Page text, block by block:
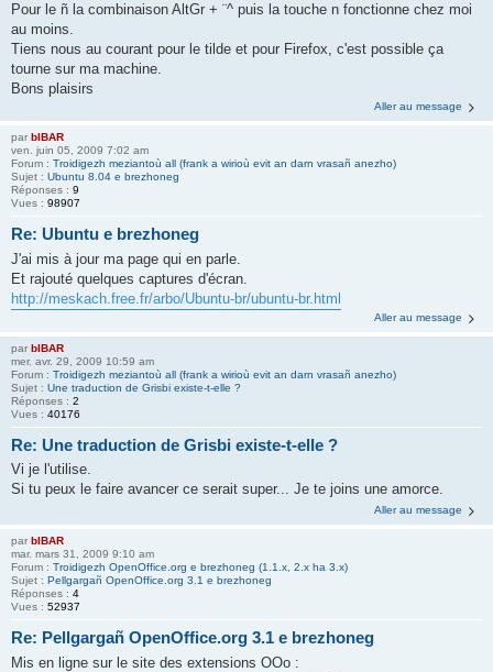
Pour le ñ la combinaison AltGr + ¨^ puis la touche n fonctionne chez moi
au moins.
Tiens nous au courant pour le tilde et pour Firefox, c'est possible ça
tourne sur ma machine.
Bons plaisirs
Aller au message
par bIBAR
ven. juin 05, 2009 7:02 am
Forum : Troidigezh meziantoù all (frank a wirioù evit an darn vrasañ anezho)
Sujet : Ubuntu 8.04 e brezhoneg
Réponses : 9
Vues : 98907
Re: Ubuntu e brezhoneg
J'ai mis à jour ma page qui en parle.
Et rajouté quelques captures d'écran.
http://meskach.free.fr/arbo/Ubuntu-br/ubuntu-br.html
Aller au message
par bIBAR
mer. avr. 29, 2009 10:59 am
Forum : Troidigezh meziantoù all (frank a wirioù evit an darn vrasañ anezho)
Sujet : Une traduction de Grisbi existe-t-elle ?
Réponses : 2
Vues : 40176
Re: Une traduction de Grisbi existe-t-elle ?
Vi je l'utilise.
Si tu peux le faire avancer ce serait super... Je te joins une amorce.
Aller au message
par bIBAR
mar. mars 31, 2009 9:10 am
Forum : Troidigezh OpenOffice.org e brezhoneg (1.1.x, 2.x ha 3.x)
Sujet : Pellgargañ OpenOffice.org 3.1 e brezhoneg
Réponses : 4
Vues : 52937
Re: Pellgargañ OpenOffice.org 3.1 e brezhoneg
Mis en ligne sur le site des extensions OOo :